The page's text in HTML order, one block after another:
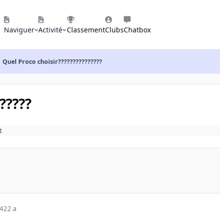
Naviguer Activité ClassementClubsChatbox
Quel Proco choisir???????????????
22 a